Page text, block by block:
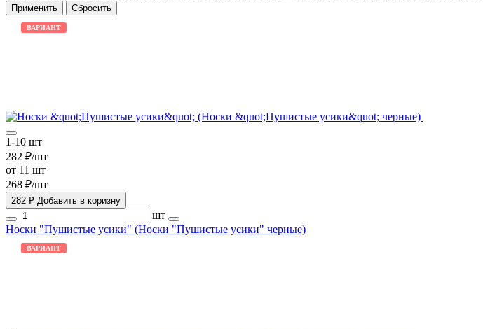
ВАРИАНТ
1-10 шт
282 ₽/шт
от 11 шт
268 ₽/шт
282 ₽ Добавить в коризну
шт
Носки "Пушистые усики" (Носки "Пушистые усики" черные)
ВАРИАНТ